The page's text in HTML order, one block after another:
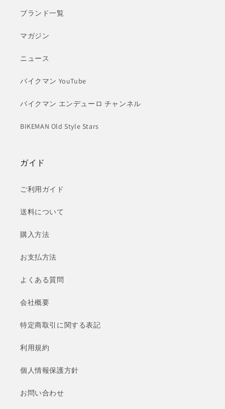
ブランド一覧
マガジン
ニュース
バイクマン YouTube
バイクマン エンデューロ チャンネル
BIKEMAN Old Style Stars
ガイド
ご利用ガイド
送料について
購入方法
お支払方法
よくある質問
会社概要
特定商取引に関する表記
利用規約
個人情報保護方針
お問い合わせ